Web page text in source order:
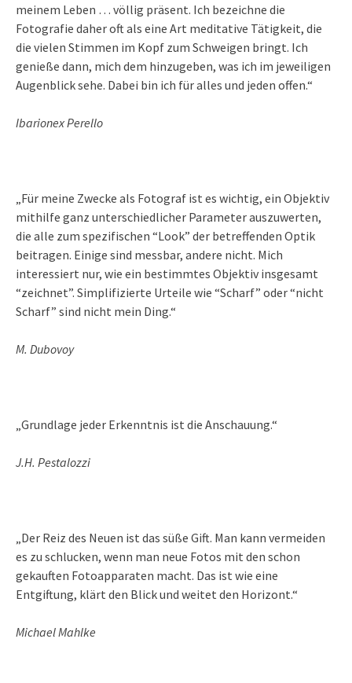
meinem Leben … völlig präsent. Ich bezeichne die
Fotografie daher oft als eine Art meditative Tätigkeit, die
die vielen Stimmen im Kopf zum Schweigen bringt. Ich
genieße dann, mich dem hinzugeben, was ich im jeweiligen
Augenblick sehe. Dabei bin ich für alles und jeden offen.“
Ibarionex Perello
„Für meine Zwecke als Fotograf ist es wichtig, ein Objektiv
mithilfe ganz unterschiedlicher Parameter auszuwerten,
die alle zum spezifischen “Look” der betreffenden Optik
beitragen. Einige sind messbar, andere nicht. Mich
interessiert nur, wie ein bestimmtes Objektiv insgesamt
“zeichnet”. Simplifizierte Urteile wie “Scharf” oder “nicht
Scharf” sind nicht mein Ding.“
M. Dubovoy
„Grundlage jeder Erkenntnis ist die Anschauung.“
J.H. Pestalozzi
„Der Reiz des Neuen ist das süße Gift. Man kann vermeiden
es zu schlucken, wenn man neue Fotos mit den schon
gekauften Fotoapparaten macht. Das ist wie eine
Entgiftung, klärt den Blick und weitet den Horizont.“
Michael Mahlke